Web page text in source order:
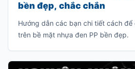
bền đẹp, chắc chắn
Hướng dẫn các bạn chi tiết cách
trên bề mặt nhựa đen PP bền đẹp.